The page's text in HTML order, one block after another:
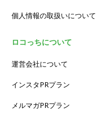
個人情報の取扱いについて
ロコっちについて
運営会社について
インスタPRプラン
メルマガPRプラン